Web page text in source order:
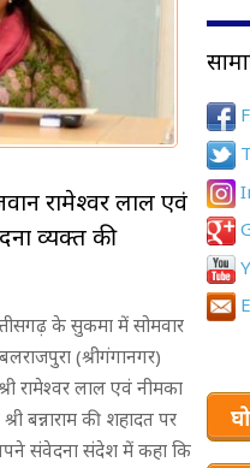
रामेश्वर लाल एवं
व्यक्त की
के सुकमा में सोमवार
(श्रीगंगानगर)
रामेश्वर लाल एवं नीमका
बन्नाराम की शहादत पर
संवेदना संदेश में कहा कि